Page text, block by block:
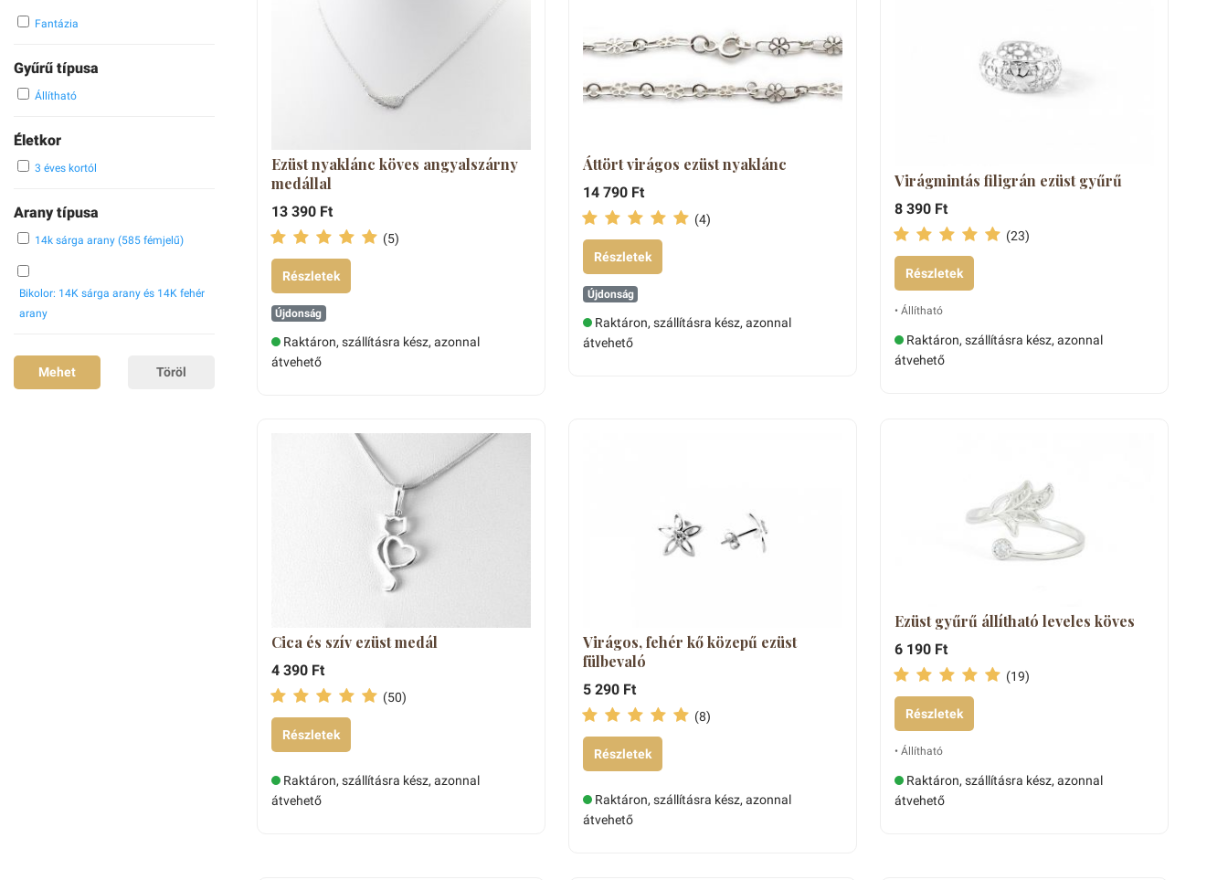
Fantázia
Gyűrű típusa
Állítható
Életkor
3 éves kortól
Arany típusa
14k sárga arany (585 fémjelű)
Bikolor: 14K sárga arany és 14K fehér
arany
Mehet Töröl
Ezüst nyaklánc köves angyalszárny
medállal
13 390 Ft
(5)
Részletek
Újdonság
Raktáron, szállításra kész, azonnal
átvehető
Áttört virágos ezüst nyaklánc
14 790 Ft
(4)
Részletek
Újdonság
Raktáron, szállításra kész, azonnal
átvehető
Virágmintás filigrán ezüst gyűrű
8 390 Ft
(23)
Részletek
• Állítható
Raktáron, szállításra kész, azonnal
átvehető
Cica és szív ezüst medál
4 390 Ft
(50)
Részletek
Raktáron, szállításra kész, azonnal
átvehető
Virágos, fehér kő közepű ezüst
fülbevaló
5 290 Ft
(8)
Részletek
Raktáron, szállításra kész, azonnal
átvehető
Ezüst gyűrű állítható leveles köves
6 190 Ft
(19)
Részletek
• Állítható
Raktáron, szállításra kész, azonnal
átvehető